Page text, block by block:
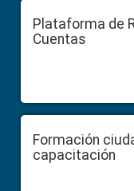
Plataforma de
Cuentas
Formación
capacitación